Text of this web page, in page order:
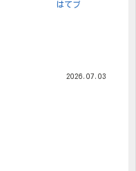
はてブ
2026.07.03